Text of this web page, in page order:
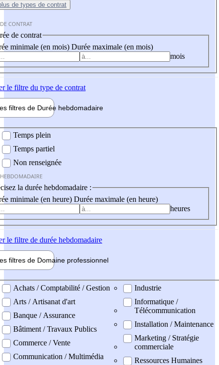
de types de contrat
CONTRAT
de contrat
minimale (en mois) Durée maximale (en mois)
mois
le filtre du type de contrat
filtres de Durée hebdomadaire
Temps plein
Temps partiel
Non renseignée
la durée hebdomadaire :
minimale (en heure) Durée maximale (en heure)
heures
le filtre de durée hebdomadaire
filtres de Domaine professionnel
professionel
Achats / Comptabilité / Gestion
Arts / Artisanat d'art
Banque / Assurance
Bâtiment / Travaux Publics
Commerce / Vente
Communication / Multimédia
Industrie
Informatique /
Télécommunication
Installation / Maintenance
Marketing / Stratégie
commerciale
Ressources Humaines